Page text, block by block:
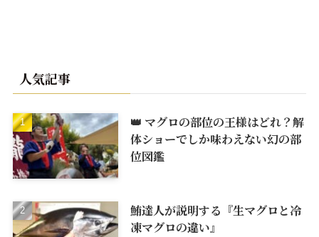
人気記事
👑 マグロの部位の王様はどれ？解
体ショーでしか味わえない幻の部
位図鑑
鮪達人が説明する『生マグロと冷
凍マグロの違い』